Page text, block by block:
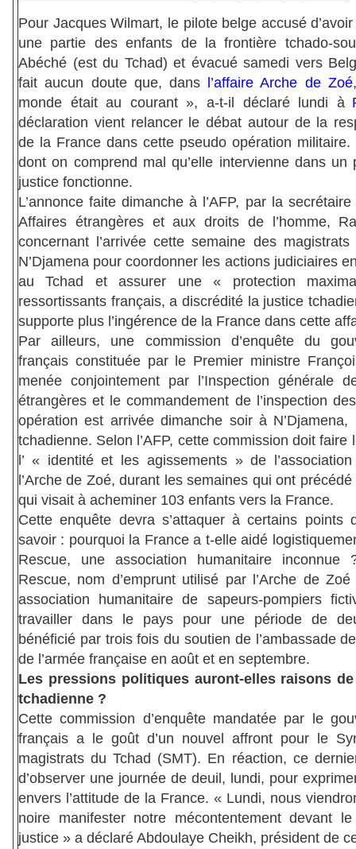
Pour Jacques Wilmart, le pilote belge accusé
une partie des enfants de la frontière tchado-
Abéché (est du Tchad) et évacué samedi vers
fait aucun doute que, dans
l’affaire Arche de Zoé
monde était au courant », a-t-il déclaré lundi à
déclaration vient relancer le débat autour de la
de la France dans cette pseudo opération militaire.
dont on comprend mal qu’elle intervienne dans un
justice fonctionne.
L’annonce faite dimanche à l’AFP, par la secrétaire
Affaires étrangères et aux droits de l’homme,
concernant l’arrivée cette semaine des
N’Djamena pour coordonner les actions judiciaires
au Tchad et assurer une « protection
ressortissants français, a discrédité la justice
supporte plus l’ingérence de la France dans cette
Par ailleurs, une commission d’enquête du
français constituée par le Premier ministre
menée conjointement par l’Inspection générale
étrangères et le commandement de l’inspection
opération est arrivée dimanche soir à N’Djamena,
tchadienne. Selon l’AFP, cette commission doit faire
l’ « identité et les agissements » de
l’Arche de Zoé, durant les semaines qui ont précédé
qui visait à acheminer 103 enfants vers la France.
Cette enquête devra s’attaquer à certains points
savoir : pourquoi la France a t-elle aidé
Rescue, une association humanitaire inconnue
Rescue, nom d’emprunt utilisé par l’Arche de
association humanitaire de sapeurs-pompiers
travailler dans le pays pour une période de
bénéficié par trois fois du soutien de l’ambassade
de l’armée française en août et en septembre.
Les pressions politiques auront-elles raisons
tchadienne ?
Cette commission d’enquête mandatée par le
français a le goût d’un nouvel affront pour le
magistrats du Tchad (SMT). En réaction, ce
d’observer une journée de deuil, lundi, pour
envers l’attitude de la France. « Lundi, nous
noire manifester notre mécontentement devant
justice » a déclaré Abdoulaye Cheikh, président de